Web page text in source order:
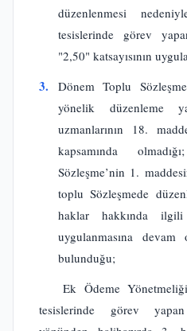
düzenlenmesi
tesislerinde görev
"2,50" katsayısının
3.
Dönem Toplu
yönelik düzenleme
uzmanlarının 18.
kapsamında
Sözleşme’nin 1.
toplu Sözleşmede
haklar hakkında
uygulanmasına
bulunduğu;
Ek Ödeme
tesislerinde görev